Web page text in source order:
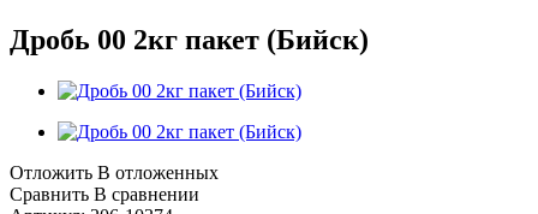
Дробь 00 2кг пакет (Бийск)
Отложить В отложенных
Сравнить В сравнении